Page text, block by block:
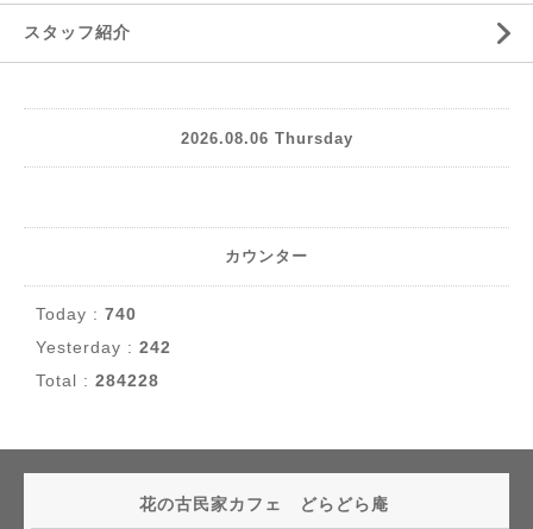
スタッフ紹介
2026.08.06 Thursday
カウンター
Today : 740
Yesterday : 242
Total : 284228
花の古民家カフェ どらどら庵